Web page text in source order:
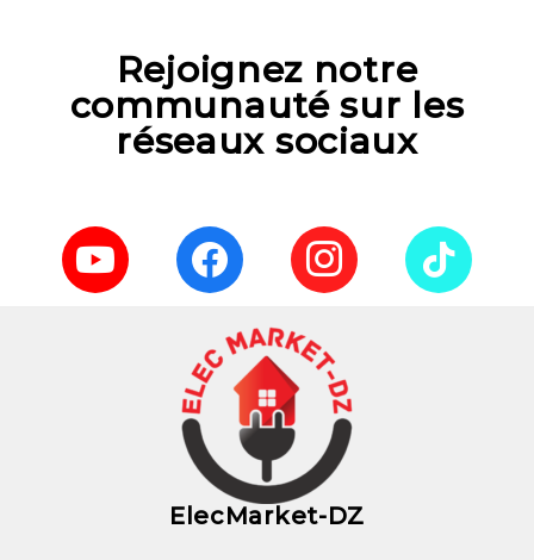
Rejoignez notre
communauté sur les
réseaux sociaux
ElecMarket-DZ